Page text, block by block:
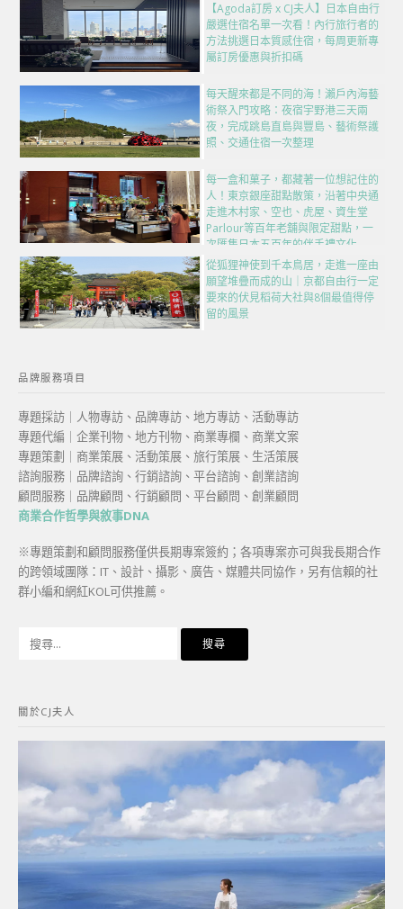
【Agoda訂房 x CJ夫人】日本自由行
嚴選住宿名單一次看！內行旅行者的
方法挑選日本質感住宿，每周更新專
屬訂房優惠與折扣碼
每天醒來都是不同的海！瀨戶內海藝
術祭入門攻略：夜宿宇野港三天兩
夜，完成跳島直島與豐島、藝術祭護
照、交通住宿一次整理
每一盒和菓子，都藏著一位想記住的
人！東京銀座甜點散策，沿著中央通
走進木村家、空也、虎屋、資生堂
Parlour等百年老舖與限定甜點，一
次匯集日本五百年的伴手禮文化
從狐狸神使到千本鳥居，走進一座由
願望堆疊而成的山｜京都自由行一定
要來的伏見稻荷大社與8個最值得停
留的風景
品牌服務項目
專題採訪｜人物專訪、品牌專訪、地方專訪、活動專訪
專題代編｜企業刊物、地方刊物、商業專欄、商業文案
專題策劃｜商業策展、活動策展、旅行策展、生活策展
諮詢服務｜品牌諮詢、行銷諮詢、平台諮詢、創業諮詢
顧問服務｜品牌顧問、行銷顧問、平台顧問、創業顧問
商業合作哲學與敘事DNA
※專題策劃和顧問服務僅供長期專案簽約；各項專案亦可與我長期合作
的跨領域團隊：IT、設計、攝影、廣告、媒體共同協作，另有信賴的社
群小編和網紅KOL可供推薦。
字:
關於CJ夫人